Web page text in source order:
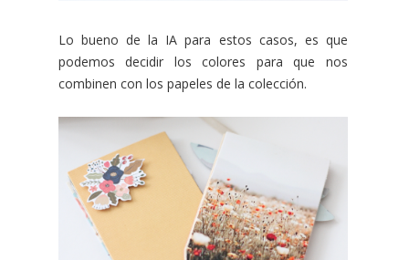
Lo bueno de la IA para estos casos, es que
podemos decidir los colores para que nos
combinen con los papeles de la colección.